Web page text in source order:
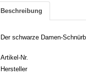
Beschreibung
Der schwarze Damen-
Artikel-Nr.
Hersteller